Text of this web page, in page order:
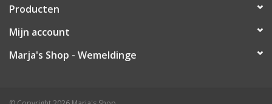
Cadeau & feest
Contact/Locatie
Producten
Mijn account
Marja's Shop - Wemeldinge